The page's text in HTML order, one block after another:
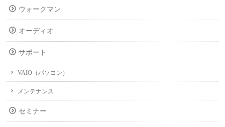
ウォークマン
オーディオ
サポート
VAIO（パソコン）
メンテナンス
セミナー